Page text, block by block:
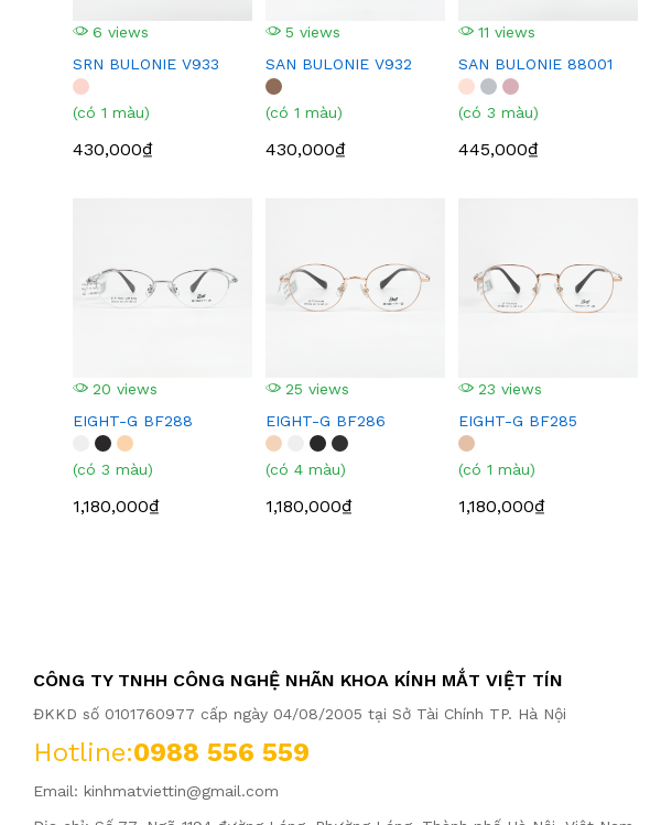
6 views
SRN BULONIE V933
(có 1 màu)
430,000₫
5 views
SAN BULONIE V932
(có 1 màu)
430,000₫
11 views
SAN BULONIE 88001
(có 3 màu)
445,000₫
20 views
EIGHT-G BF288
(có 3 màu)
1,180,000₫
25 views
EIGHT-G BF286
(có 4 màu)
1,180,000₫
23 views
EIGHT-G BF285
(có 1 màu)
1,180,000₫
CÔNG TY TNHH CÔNG NGHỆ NHÃN KHOA KÍNH MẮT VIỆT TÍN
ĐKKD số 0101760977 cấp ngày 04/08/2005 tại Sở Tài Chính TP. Hà Nội
Hotline:0988 556 559
Email: kinhmatviettin@gmail.com